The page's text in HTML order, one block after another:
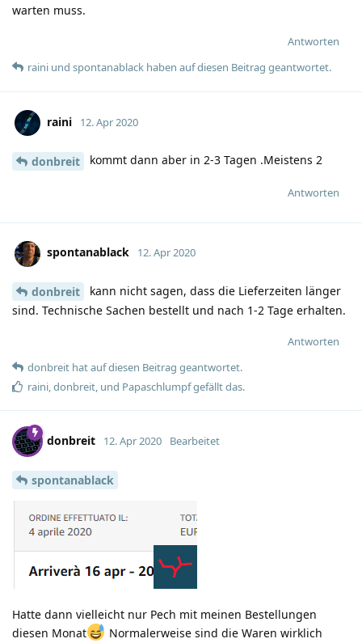
warten muss.
Antworten
raini und spontanablack haben auf diesen Beitrag geantwortet.
raini 12. Apr 2020
donbreit kommt dann aber in 2-3 Tagen .Meistens 2
Antworten
spontanablack 12. Apr 2020
donbreit
kann nicht sagen, dass die Lieferzeiten länger
sind. Technische Sachen bestellt und nach 1-2 Tage erhalten.
Antworten
donbreit hatauf diesen Beitrag geantwortet.
raini,donbreit, und Papaschlumpfgefällt das.
donbreit 12. Apr 2020 Bearbeitet
spontanablack
Hatte dann vielleicht nur Pech mit meinen Bestellungen
diesen Monat
Normalerweise sind die Waren wirklich